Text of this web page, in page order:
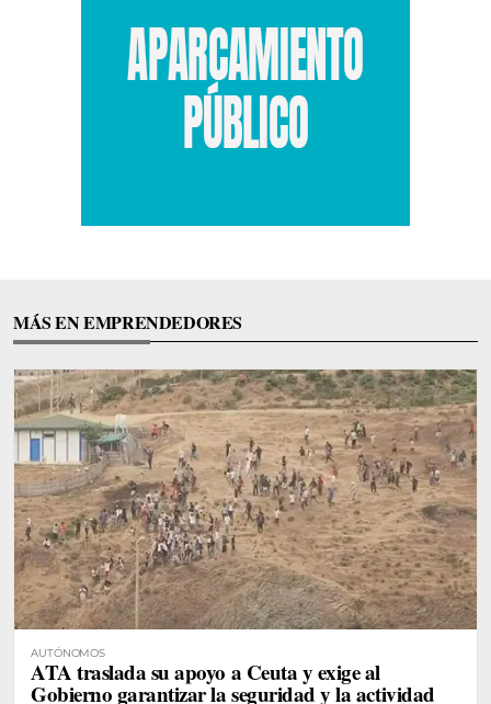
MÁS EN EMPRENDEDORES
AUTÓNOMOS
ATA traslada su apoyo a Ceuta y exige al
Gobierno garantizar la seguridad y la actividad